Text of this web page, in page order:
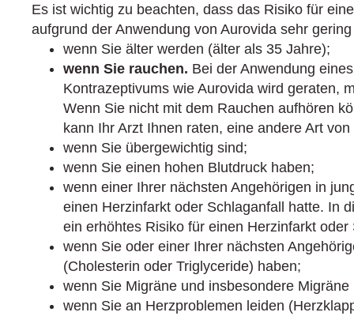
Es ist wichtig zu beachten, dass das Risiko für
aufgrund der Anwendung von Aurovida sehr
wenn Sie älter werden (älter als 35 Jahre);
wenn Sie rauchen. Bei der Anwendung
Kontrazeptivums wie Aurovida wird geraten,
Wenn Sie nicht mit dem Rauchen aufhören
kann Ihr Arzt Ihnen raten, eine andere Art
wenn Sie übergewichtig sind;
wenn Sie einen hohen Blutdruck haben;
wenn einer Ihrer nächsten Angehörigen in
einen Herzinfarkt oder Schlaganfall hatte. In
ein erhöhtes Risiko für einen Herzinfarkt
wenn Sie oder einer Ihrer nächsten
(Cholesterin oder Triglyceride) haben;
wenn Sie Migräne und insbesondere Migräne
wenn Sie an Herzproblemen leiden